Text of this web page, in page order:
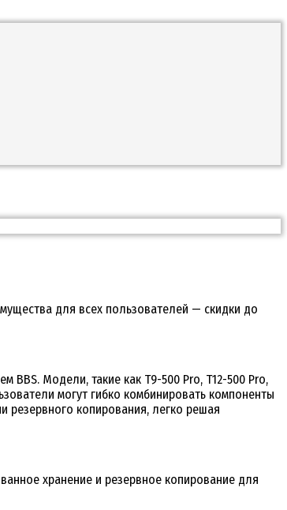
для всех пользователей — скидки до
BBS. Модели, такие как T9-500 Pro, T12-500 Pro,
могут гибко комбинировать компоненты
резервного копирования, легко решая
хранение и резервное копирование для